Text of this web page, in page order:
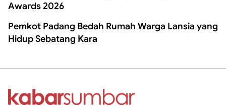
Awards 2026
Pemkot Padang Bedah Rumah Warga Lansia yang
Hidup Sebatang Kara